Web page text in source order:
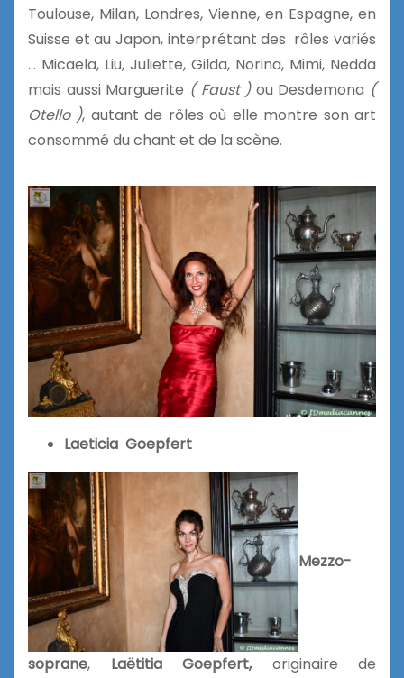
Toulouse, Milan, Londres, Vienne, en Espagne, en
Suisse et au Japon, interprétant des rôles variés
… Micaela, Liu, Juliette, Gilda, Norina, Mimi, Nedda
mais aussi Marguerite ( Faust )ou Desdemona (
Otello ), autant de rôles où elle montre son art
consommé du chant et de la scène.
Laeticia Goepfert
Mezzo-
soprane, Laëtitia Goepfert, originaire de